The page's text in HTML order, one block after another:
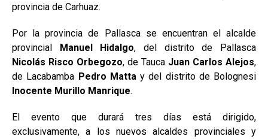
provincia de Carhuaz.
Por la provincia de Pallasca se encuentran el alcalde
provincial Manuel Hidalgo, del distrito de Pallasca
Nicolás Risco Orbegozo, de Tauca Juan Carlos Alejos,
de Lacabamba Pedro Matta y del distrito de Bolognesi
Inocente Murillo Manrique.
El evento que durará tres días está dirigido,
exclusivamente, a los nuevos alcaldes provinciales y